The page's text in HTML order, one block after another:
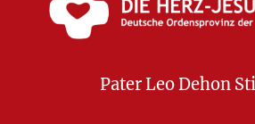
Pater Leo Dehon